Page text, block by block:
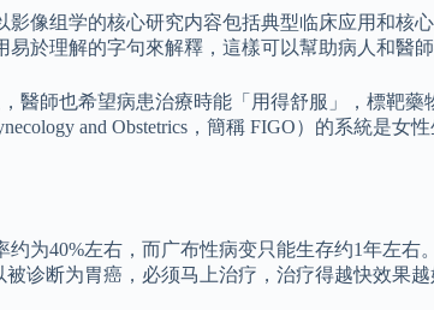
像组学的核心研究内容包括典型临床应用和核心
於理解的字句來解釋，這樣可以幫助病人和醫
醫師也希望病患治療時能「用得舒服」，標靶
and Obstetrics，簡稱 FIGO）的系統是
为40%左右，而广布性病变只能生存约1年左
诊断为胃癌，必须马上治疗，治疗得越快效果越